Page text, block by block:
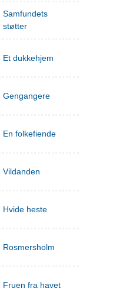
Samfundets
støtter
Et dukkehjem
Gengangere
En folkefiende
Vildanden
Hvide heste
Rosmersholm
Fruen fra havet